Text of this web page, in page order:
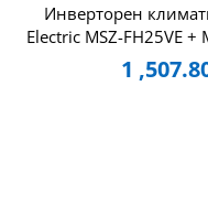
Инверторен
Electric MSZ-FH25VE +
1